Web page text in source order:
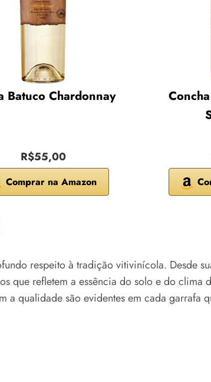
Batuco Chardonnay
R$55,00
Comprar na Amazon
respeito à tradição vitivinícola. Desde
que refletem a essência do solo e do clima
qualidade são evidentes em cada garrafa